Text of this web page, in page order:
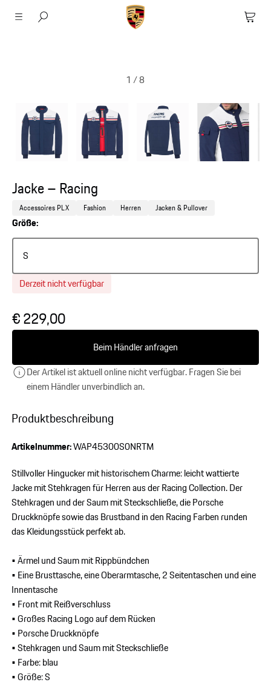
1 /8
Produktbeschreibung
Artikelnummer:WAP45300S0NRTM
Stillvoller Hingucker mit historischem Charme: leicht wattierte
Jacke mit Stehkragen für Herren aus der Racing Collection. Der
Stehkragen und der Saum mit Steckschließe, die Porsche
Druckknöpfe sowie das Brustband in den Racing Farben runden
das Kleidungsstück perfekt ab.
• Ärmel und Saum mit Rippbündchen
• Eine Brusttasche, eine Oberarmtasche, 2 Seitentaschen und eine
Innentasche
• Front mit Reißverschluss
• Großes Racing Logo auf dem Rücken
• Porsche Druckknöpfe
• Stehkragen und Saum mit Steckschließe
• Farbe: blau
• Größe: S
Jacke – Racing
Accessoires PLX Fashion Herren Jacken & Pullover
Größe:
S
Derzeit nicht verfügbar
€ 229,00
Beim Händler anfragen
Der Artikel ist aktuell online nicht verfügbar. Fragen Sie bei
einem Händler unverbindlich an.